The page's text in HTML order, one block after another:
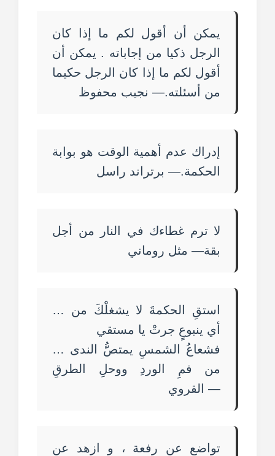
يمكن أن أقول لكم ما إذا كان
الرجل ذكيا من إجاباته . يمكن أن
أقول لكم ما إذا كان الرجل حكيما
من أسئلته.— نجيب محفوظ
إدراك عدم أهمية الوقت هو بوابة
الحكمة.— برتراند راسل
لا ترم غطاءك في النار من أجل
بقة— مثل روماني
استقِ الحكمةَ لا يشغلْكَ من …
أي ينبوعٍ جرتْ يا مستقي
فشعاعُ الشمسِ يمتصُّ الندى …
من فمِ الوردِ ووحلِ الطرقِ
— القروي
تواضع عن رفعة ، و ازهد عن